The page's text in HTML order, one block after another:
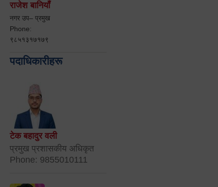
राजेश बानियाँ
नगर उप– प्रमुख
Phone:
९८५१३१७१७९
पदाधिकारीहरू
टेक बहादुर वली
प्रमुख प्रशासकीय अधिकृत
Phone: 9855010111